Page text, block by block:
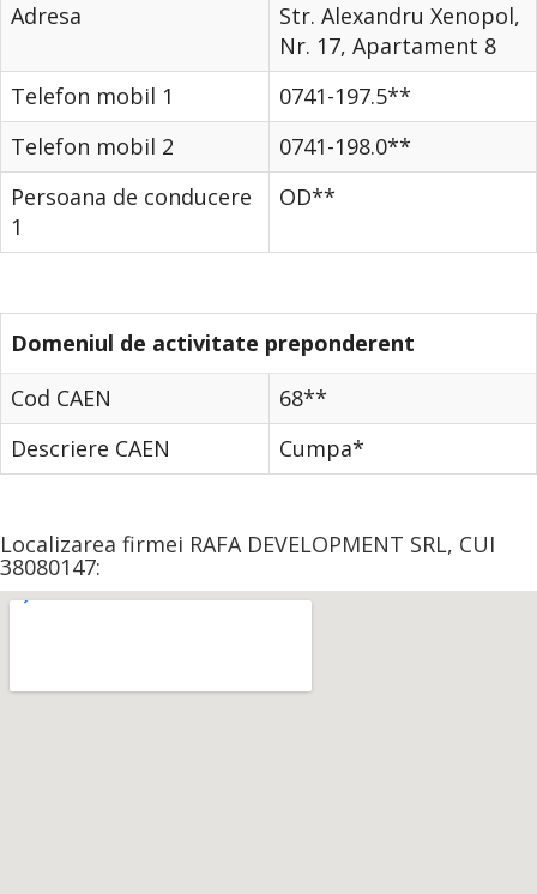
Adresa
Str. Alexandru Xenopol,
Nr. 17, Apartament 8
Telefon mobil 1
0741-197.5**
Telefon mobil 2
0741-198.0**
Persoana de conducere
1
OD**
Domeniul de activitate preponderent
Cod CAEN
68**
Descriere CAEN
Cumpa*
Localizarea firmei RAFA DEVELOPMENT SRL, CUI
38080147: